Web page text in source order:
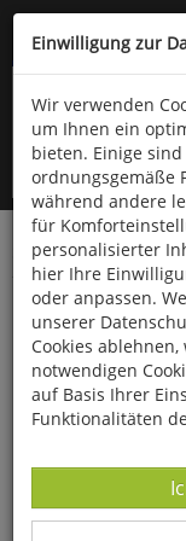
Kompletten Head
Startseite Bücher
Einwilligung zur
Wir verwenden
um Ihnen ein
bieten. Einige
ordnungsgemäße
während andere
für
personalisierter
hier Ihre
oder anpassen.
unserer
Cookies
notwendigen
auf Basis Ihrer
Funktionalitäten